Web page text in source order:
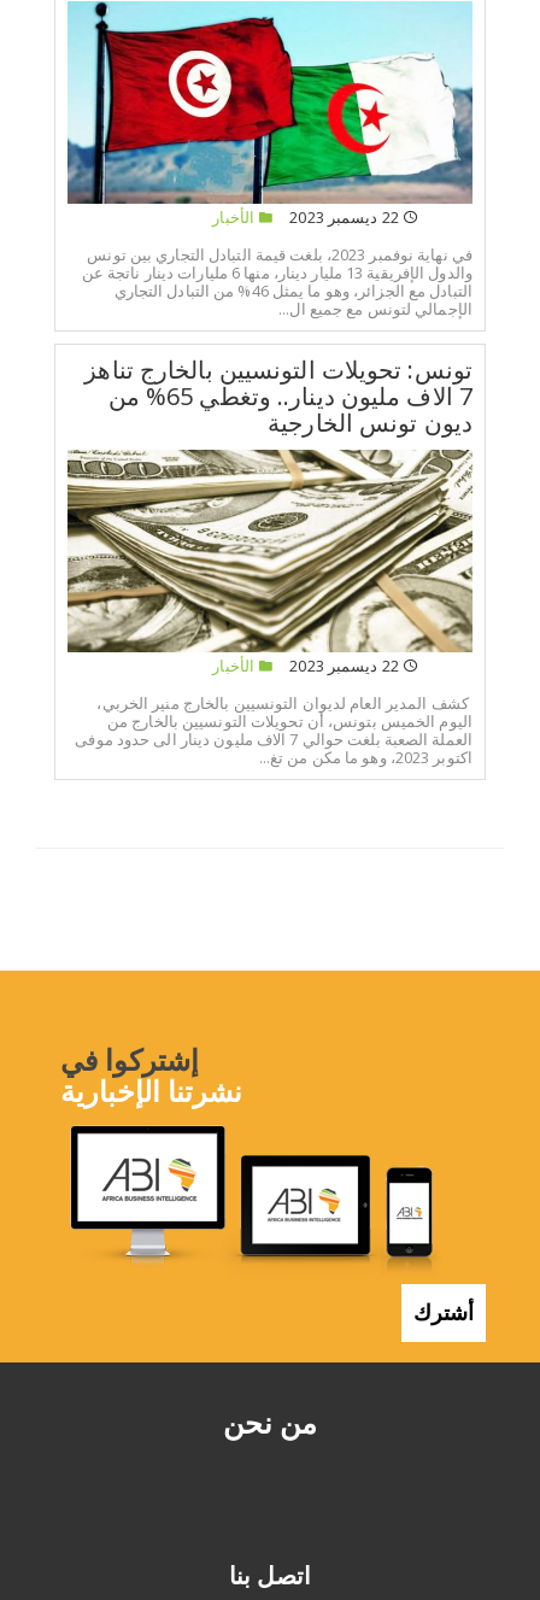
22 ديسمبر 2023
الأخبار
في نهاية نوفمبر 2023، بلغت قيمة التبادل التجاري بين تونس
والدول الإفريقية 13 مليار دينار، منها 6 مليارات دينار ناتجة عن
التبادل مع الجزائر، وهو ما يمثل 46% من التبادل التجاري
الإجمالي لتونس مع جميع ال...
تونس: تحويلات التونسيين بالخارج تناهز
7 الاف مليون دينار.. وتغطي 65% من
ديون تونس الخارجية
22 ديسمبر 2023
الأخبار
كشف المدير العام لديوان التونسيين بالخارج منير الخربي،
اليوم الخميس بتونس، أن تحويلات التونسيين بالخارج من
العملة الصعبة بلغت حوالي 7 الاف مليون دينار الى حدود موفى
اكتوبر 2023، وهو ما مكن من تغ...
من نحن
اتصل بنا
إشتركوا في
نشرتنا الإخبارية
أشترك